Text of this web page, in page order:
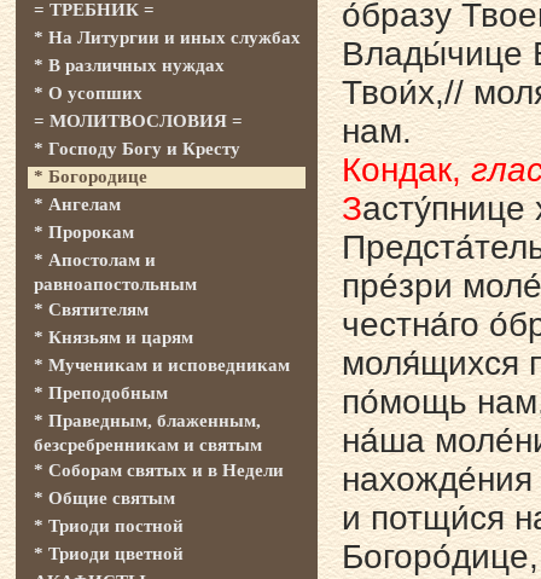
о́бразу
Влады́чице
Твои́х,//
нам.
Кондак,
Засту́пнице
пре́зри
честна́го
моля́щихся
по́мощь
на́ша
нахожде́ния
и потщи́ся
= ТРЕБНИК =
* На Литургии и иных службах
* В различных нуждах
* О усопших
= МОЛИТВОСЛОВИЯ =
* Господу Богу и Кресту
* Богородице
* Ангелам
* Пророкам
* Апостолам и
равноапостольным
* Святителям
* Князьям и царям
* Мученикам и исповедникам
* Преподобным
* Праведным, блаженным,
безсребренникам и святым
* Соборам святых и в Недели
* Общие святым
* Триоди постной
* Триоди цветной